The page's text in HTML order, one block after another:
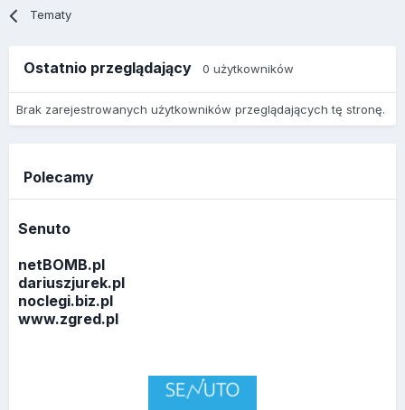
Tematy
Ostatnio przeglądający 0 użytkowników
Brak zarejestrowanych użytkowników przeglądających tę stronę.
Polecamy
Senuto
netBOMB.pl
dariuszjurek.pl
noclegi.biz.pl
www.zgred.pl